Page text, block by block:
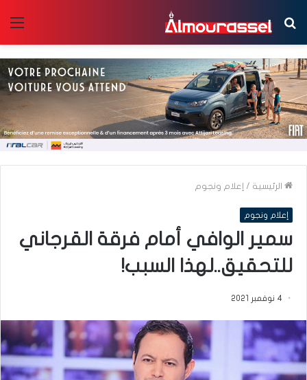
بحث
عن
الرئيسية / إعلام ونجوم
إعلام ونجوم
سمير الوافي أمام فرقة القرجاني
للتحقيق..لهذا السبب!
4 نوفمبر 2021